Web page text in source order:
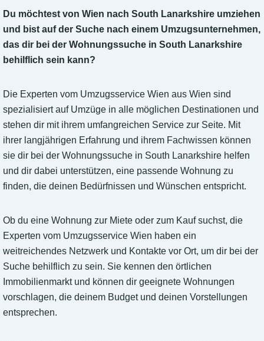
Du möchtest von Wien nach South Lanarkshire umziehen
und bist auf der Suche nach einem Umzugsunternehmen,
das dir bei der Wohnungssuche in South Lanarkshire
behilflich sein kann?
Die Experten vom Umzugsservice Wien aus Wien sind
spezialisiert auf Umzüge in alle möglichen Destinationen und
stehen dir mit ihrem umfangreichen Service zur Seite. Mit
ihrer langjährigen Erfahrung und ihrem Fachwissen können
sie dir bei der Wohnungssuche in South Lanarkshire helfen
und dir dabei unterstützen, eine passende Wohnung zu
finden, die deinen Bedürfnissen und Wünschen entspricht.
Ob du eine Wohnung zur Miete oder zum Kauf suchst, die
Experten vom Umzugsservice Wien haben ein
weitreichendes Netzwerk und Kontakte vor Ort, um dir bei der
Suche behilflich zu sein. Sie kennen den örtlichen
Immobilienmarkt und können dir geeignete Wohnungen
vorschlagen, die deinem Budget und deinen Vorstellungen
entsprechen.